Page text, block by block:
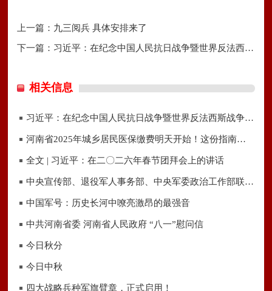
上一篇： 九三阅兵 具体安排来了
下一篇： 习近平：在纪念中国人民抗日战争暨世界反法西斯战争胜利80周年
相关信息
习近平：在纪念中国人民抗日战争暨世界反法西斯战争胜利80周年招待会上的讲话
河南省2025年城乡居民医保缴费明天开始！这份指南请收好→
全文 | 习近平：在二〇二六年春节团拜会上的讲话
中央宣传部、退役军人事务部、中央军委政治工作部联合发布“最美退役军人”
中国军号：历史长河中嘹亮激昂的最强音
中共河南省委 河南省人民政府 “八一”慰问信
今日秋分
今日中秋
四大战略兵种军旗臂章，正式启用！